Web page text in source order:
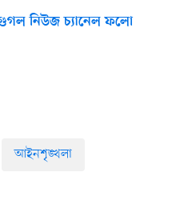
নিউজ চ্যানেল ফলো
আইনশৃঙ্খলা